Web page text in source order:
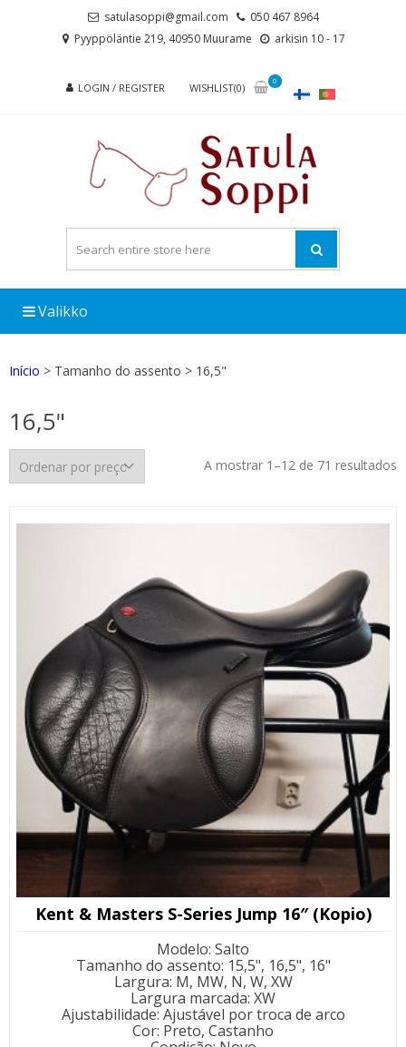
satulasoppi@gmail.com
050 467 8964
Pyyppöläntie 219, 40950 Muurame
arkisin 10 - 17
LOGIN / REGISTER WISHLIST(0)
0
Valikko
Início > Tamanho do assento > 16,5"
16,5"
A mostrar 1–12 de 71 resultados
Kent & Masters S-Series Jump 16″ (Kopio)
Modelo: Salto
Tamanho do assento: 15,5", 16,5", 16"
Largura: M, MW, N, W, XW
Largura marcada: XW
Ajustabilidade: Ajustável por troca de arco
Cor: Preto, Castanho